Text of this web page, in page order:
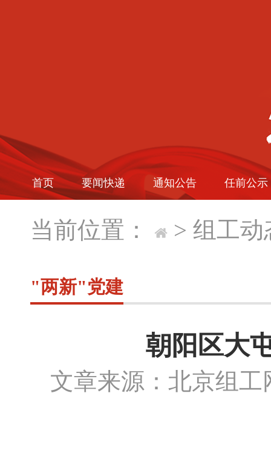
首页 要闻快递 通知公告 任前公示
当前位置： > 组工动
"两新"党建
朝阳区大
文章来源：北京